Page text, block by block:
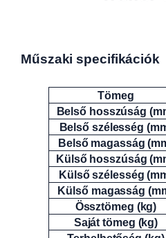
Műszaki specifikációk
Attribútumok Érték
Tömeg
Belső hosszúság
Belső szélesség
Belső magasság
Külső hosszúság
Külső szélesség
Külső magasság
Össztömeg (kg)
Saját tömeg (kg)